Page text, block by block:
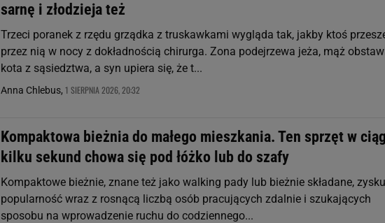
sarnę i złodzieja też
Trzeci poranek z rzędu grządka z truskawkami wygląda tak, jakby ktoś
przez nią w nocy z dokładnością chirurga. Zona podejrzewa jeża, mąż
kota z sąsiedztwa, a syn upiera się, że t...
Anna Chlebus, 1 SIERPNIA 2026, 20:32
Kompaktowa bieżnia do małego mieszkania. Ten sprzęt w
kilku sekund chowa się pod łóżko lub do szafy
Kompaktowe bieżnie, znane też jako walking pady lub bieżnie składane,
popularność wraz z rosnącą liczbą osób pracujących zdalnie i szukających
sposobu na wprowadzenie ruchu do codziennego...